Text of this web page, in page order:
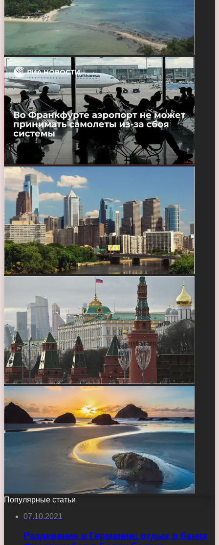
Популярные статьи
07.10.2021
Раздевание в Германии: отдых в банях